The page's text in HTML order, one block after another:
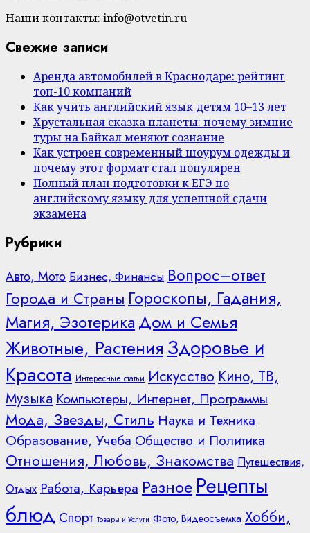
Наши контакты: info@otvetin.ru
Свежие записи
Аренда автомобилей в Краснодаре: рейтинг
топ-10 компаний
Как учить английский язык детям 10–13 лет
Хрустальная сказка планеты: почему зимние
туры на Байкал меняют сознание
Как устроен современный шоурум одежды и
почему этот формат стал популярен
Полный план подготовки к ЕГЭ по
английскому языку для успешной сдачи
экзамена
Рубрики
Авто, МотоБизнес, Финансы Вопрос–ответ
Города и Страны Гороскопы, Гадания,
Магия, Эзотерика Дом и Семья
Животные, Растения Здоровье и
Красота Интересные статьи Искусство Кино, ТВ,
Музыка Компьютеры, Интернет, Программы
Мода, Звезды, Стиль Наука и Техника
Образование, Учеба Общество и Политика
Отношения, Любовь, Знакомства Путешествия,
Отдых Работа, Карьера Разное Рецепты
блюд Спорт Товары и Услуги Фото, Видеосъемка Хобби,